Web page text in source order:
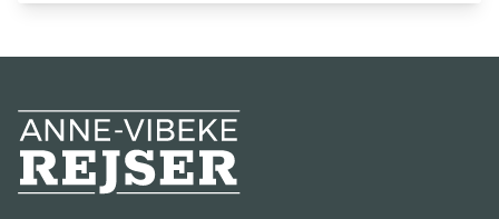
Anne-Vibeke Rejser